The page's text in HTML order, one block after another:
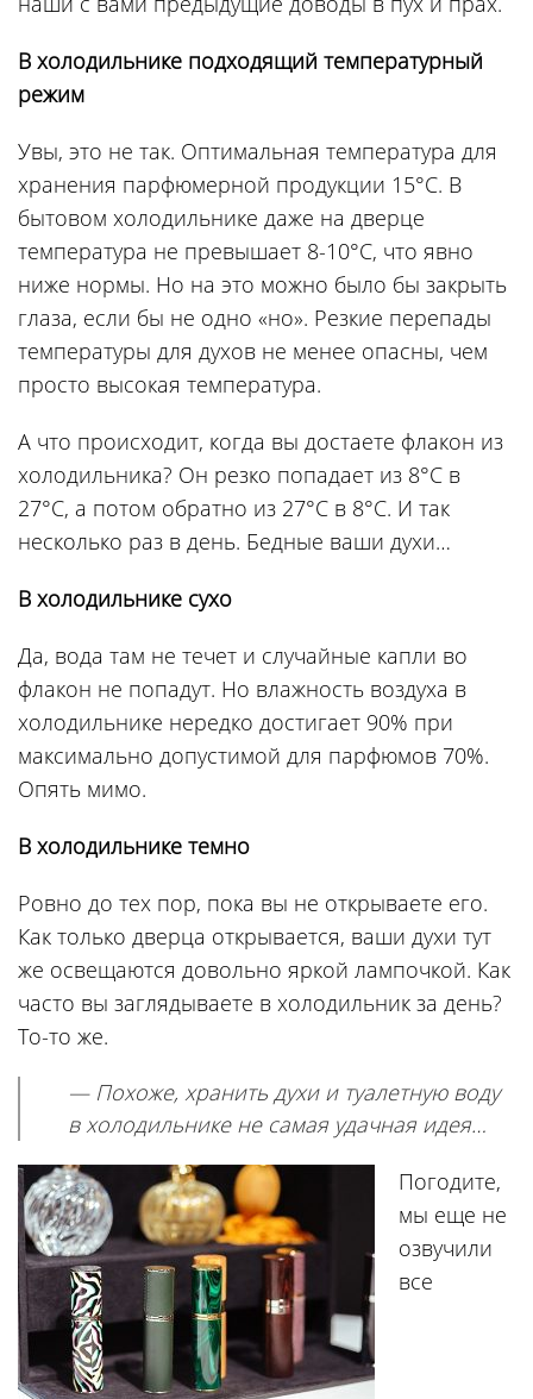
В холодильнике подходящий температурный
режим
Увы, это не так. Оптимальная температура для
хранения парфюмерной продукции 15°С. В
бытовом холодильнике даже на дверце
температура не превышает 8-10°С, что явно
ниже нормы. Но на это можно было бы закрыть
глаза, если бы не одно «но». Резкие перепады
температуры для духов не менее опасны, чем
просто высокая температура.
А что происходит, когда вы достаете флакон из
холодильника? Он резко попадает из 8°С в
27°С, а потом обратно из 27°С в 8°С. И так
несколько раз в день. Бедные ваши духи…
В холодильнике сухо
Да, вода там не течет и случайные капли во
флакон не попадут. Но влажность воздуха в
холодильнике нередко достигает 90% при
максимально допустимой для парфюмов 70%.
Опять мимо.
В холодильнике темно
Ровно до тех пор, пока вы не открываете его.
Как только дверца открывается, ваши духи тут
же освещаются довольно яркой лампочкой. Как
часто вы заглядываете в холодильник за день?
То-то же.
— Похоже, хранить духи и туалетную воду
в холодильнике не самая удачная идея…
Погодите,
мы еще не
озвучили
все